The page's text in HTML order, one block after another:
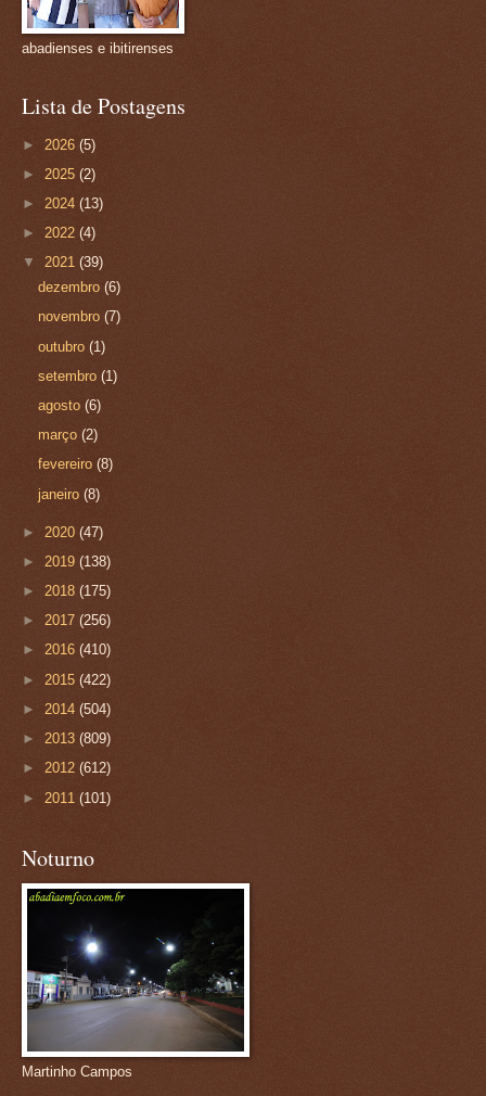
abadienses e ibitirenses
Lista de Postagens
► 2026 (5)
► 2025 (2)
► 2024 (13)
► 2022 (4)
▼ 2021 (39)
dezembro(6)
novembro(7)
outubro(1)
setembro(1)
agosto(6)
março(2)
fevereiro(8)
janeiro(8)
► 2020 (47)
► 2019 (138)
► 2018 (175)
► 2017 (256)
► 2016 (410)
► 2015 (422)
► 2014 (504)
► 2013 (809)
► 2012 (612)
► 2011 (101)
Noturno
Martinho Campos